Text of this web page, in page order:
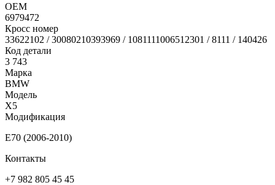
ОЕМ
6979472
Кросс номер
33622102 / 30080210393969 / 1081111006512301 / 8111 / 140426
Код детали
3 743
Марка
BMW
Модель
X5
Модификация
E70 (2006-2010)
Контакты
+7 982 805 45 45